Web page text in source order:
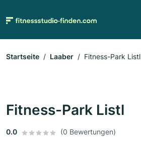
Startseite Laaber Fitness-Park Listl
Fitness-Park Listl
0.0 (0 Bewertungen)